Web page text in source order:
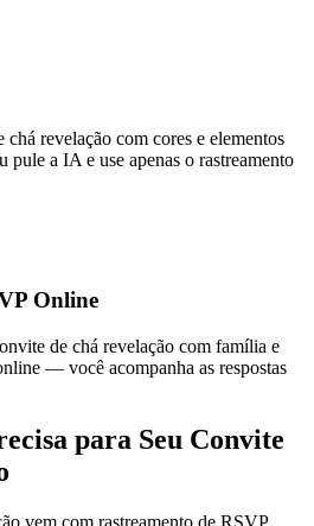
revelação com cores e elementos
pule a IA e use apenas o rastreamento
Online
de chá revelação com família e
— você acompanha as respostas
para Seu Convite
vem com rastreamento de RSVP